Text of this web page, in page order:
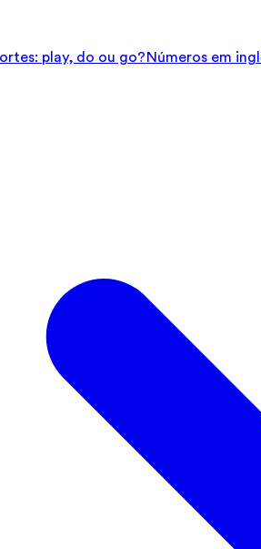
play, do ou go?Números em